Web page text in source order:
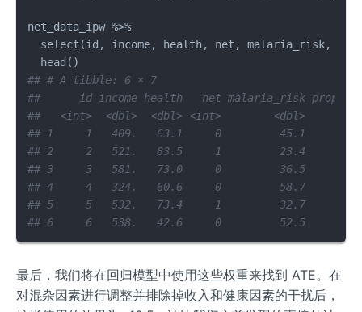
net_data_ipw %>%
  select
(id , income, health, net , malaria_risk,
  head
( )
## # A tibble: 6 × 7
##      id income health   net malaria_risk
##   <int>  <dbl>  <dbl> <int>        <dbl>
## 1     1   409.   63.1     0         45.1
## 2     2   521.   83.5     1         23.4
## 3     3   581.   73.0     0         36.5
## 4     4   324.   60.6     0         58.7
## 5     5   532.   73.4     1         32.7
## 6     6   538.   42.6     0         52.5
最后，我们将在回归模型中使用这些权重来找到 ATE。在
对混杂因素进行调整并排除掉收入和健康因素的干扰后，